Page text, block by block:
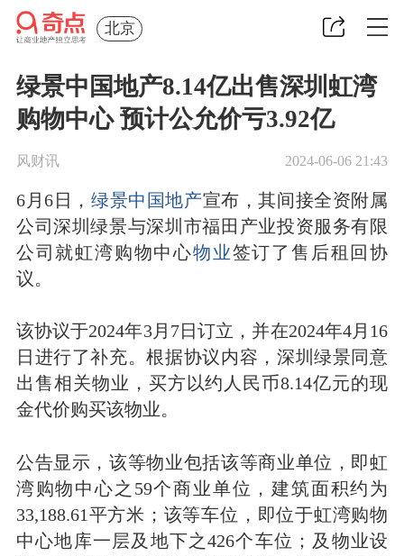
北京
绿景中国地产8.14亿出售深圳虹湾
购物中心 预计公允价亏3.92亿
风财讯 2024-06-06 21:43
6月6日， 绿景中国地产宣布，其间接全资附属
公司深圳绿景与深圳市福田产业投资服务有限
公司就虹湾购物中心物业签订了售后租回协
议。
该协议于2024年3月7日订立，并在2024年4月16
日进行了补充。根据协议内容，深圳绿景同意
出售相关物业，买方以约人民币8.14亿元的现
金代价购买该物业。
公告显示，该等物业包括该等商业单位，即虹
湾购物中心之59个商业单位，建筑面积约为
33,188.61平方米；该等车位，即位于虹湾购物
中心地库一层及地下之426个车位；及物业设